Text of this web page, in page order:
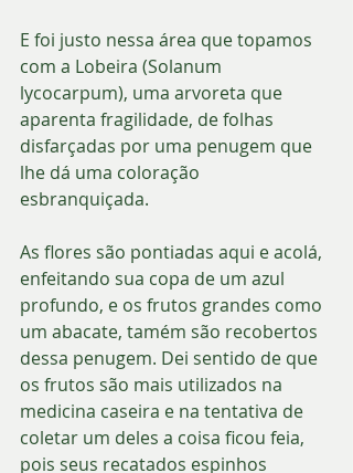
E foi justo nessa área que topamos
com a Lobeira (Solanum
lycocarpum), uma arvoreta que
aparenta fragilidade, de folhas
disfarçadas por uma penugem que
lhe dá uma coloração
esbranquiçada.
As flores são pontiadas aqui e acolá,
enfeitando sua copa de um azul
profundo, e os frutos grandes como
um abacate, tamém são recobertos
dessa penugem. Dei sentido de que
os frutos são mais utilizados na
medicina caseira e na tentativa de
coletar um deles a coisa ficou feia,
pois seus recatados espinhos